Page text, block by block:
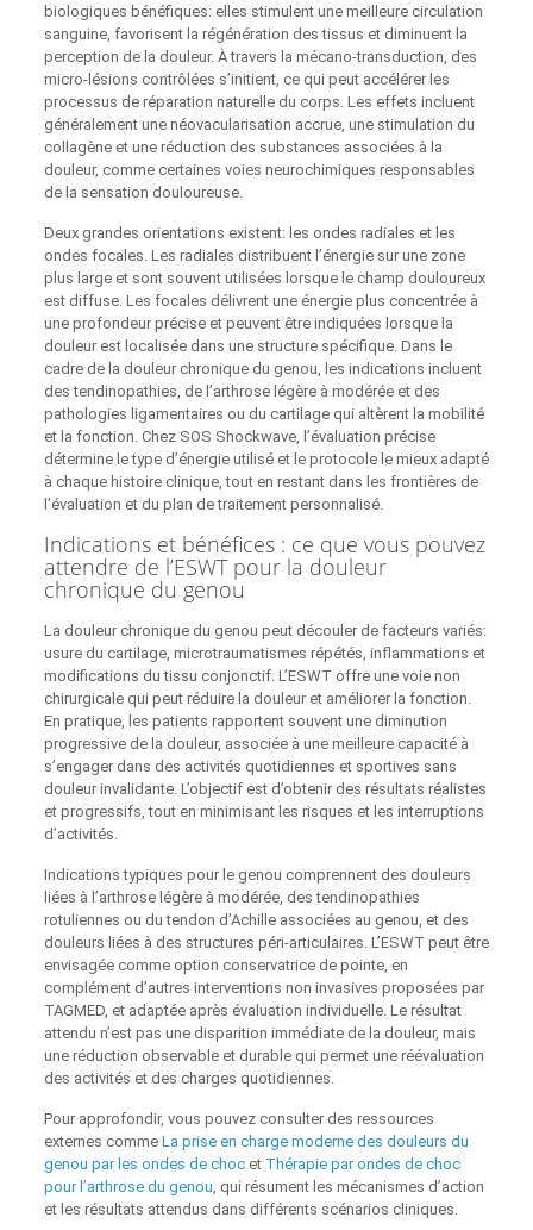
biologiques bénéfiques: elles stimulent une meilleure circulation
sanguine, favorisent la régénération des tissus et diminuent la
perception de la douleur. À travers la mécano-transduction, des
micro-lésions contrôlées s’initient, ce qui peut accélérer les
processus de réparation naturelle du corps. Les effets incluent
généralement une néovacularisation accrue, une stimulation du
collagène et une réduction des substances associées à la
douleur, comme certaines voies neurochimiques responsables
de la sensation douloureuse.
Deux grandes orientations existent: les ondes radiales et les
ondes focales. Les radiales distribuent l’énergie sur une zone
plus large et sont souvent utilisées lorsque le champ douloureux
est diffuse. Les focales délivrent une énergie plus concentrée à
une profondeur précise et peuvent être indiquées lorsque la
douleur est localisée dans une structure spécifique. Dans le
cadre de la douleur chronique du genou, les indications incluent
des tendinopathies, de l’arthrose légère à modérée et des
pathologies ligamentaires ou du cartilage qui altèrent la mobilité
et la fonction. Chez SOS Shockwave, l’évaluation précise
détermine le type d’énergie utilisé et le protocole le mieux adapté
à chaque histoire clinique, tout en restant dans les frontières de
l’évaluation et du plan de traitement personnalisé.
Indications et bénéfices : ce que vous pouvez
attendre de l’ESWT pour la douleur
chronique du genou
La douleur chronique du genou peut découler de facteurs variés:
usure du cartilage, microtraumatismes répétés, inflammations et
modifications du tissu conjonctif. L’ESWT offre une voie non
chirurgicale qui peut réduire la douleur et améliorer la fonction.
En pratique, les patients rapportent souvent une diminution
progressive de la douleur, associée à une meilleure capacité à
s’engager dans des activités quotidiennes et sportives sans
douleur invalidante. L’objectif est d’obtenir des résultats réalistes
et progressifs, tout en minimisant les risques et les interruptions
d’activités.
Indications typiques pour le genou comprennent des douleurs
liées à l’arthrose légère à modérée, des tendinopathies
rotuliennes ou du tendon d’Achille associées au genou, et des
douleurs liées à des structures péri-articulaires. L’ESWT peut être
envisagée comme option conservatrice de pointe, en
complément d’autres interventions non invasives proposées par
TAGMED, et adaptée après évaluation individuelle. Le résultat
attendu n’est pas une disparition immédiate de la douleur, mais
une réduction observable et durable qui permet une réévaluation
des activités et des charges quotidiennes.
Pour approfondir, vous pouvez consulter des ressources
externes comme La prise en charge moderne des douleurs du
genou par les ondes de chocet Thérapie par ondes de choc
pour l’arthrose du genou , qui résument les mécanismes d’action
et les résultats attendus dans différents scénarios cliniques.